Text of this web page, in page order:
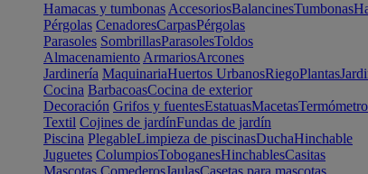
Hamacas y tumbonas AccesoriosBalancinesTumbonas
Pérgolas CenadoresCarpasPérgolas
Parasoles SombrillasParasolesToldos
Almacenamiento ArmariosArcones
Jardinería MaquinariaHuertos UrbanosRiegoPlantas
Cocina BarbacoasCocina de exterior
Decoración Grifos y fuentesEstatuasMacetas
Textil Cojines de jardínFundas de jardín
Piscina PlegableLimpieza de piscinasDuchaHinchable
Juguetes ColumpiosToboganesHinchablesCasitas
Mascotas ComederosJaulasCasetas para mascotas